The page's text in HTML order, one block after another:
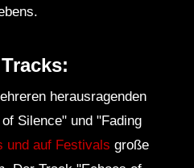
herausragenden
Silence" und "Fading
und auf Festivals große